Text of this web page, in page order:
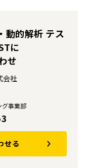
動的解析 テス
に
せ
会社
グ事業部
せる